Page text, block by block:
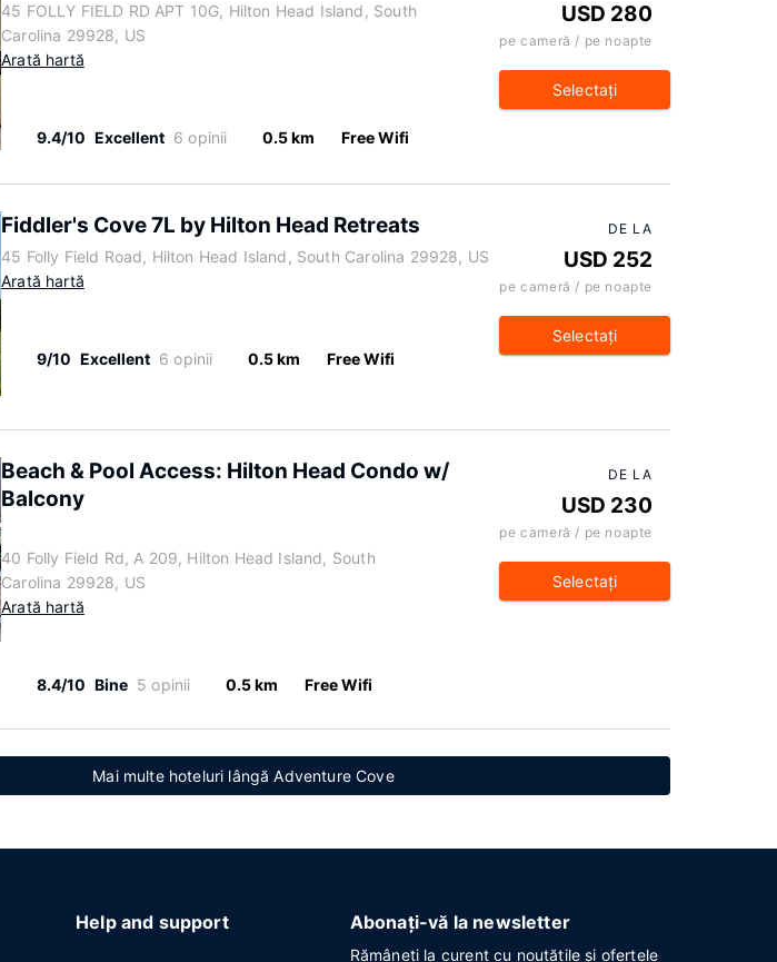
45 FOLLY FIELD RD APT 10G, Hilton Head Island, South
Carolina 29928, US
Arată hartă
9.4/10 Excellent 6 opinii 0.5 km Free Wifi
USD 280
pe cameră / pe noapte
Selectaţi
Fiddler's Cove 7L by Hilton Head Retreats
45 Folly Field Road, Hilton Head Island, South Carolina 29928, US
Arată hartă
9/10 Excellent 6 opinii 0.5 km Free Wifi
DE LA
USD 252
pe cameră / pe noapte
Selectaţi
Beach & Pool Access: Hilton Head Condo w/
Balcony
40 Folly Field Rd, A 209, Hilton Head Island, South
Carolina 29928, US
Arată hartă
8.4/10 Bine 5 opinii 0.5 km Free Wifi
DE LA
USD 230
pe cameră / pe noapte
Selectaţi
Mai multe hoteluri lângă Adventure Cove
Help and support Abonați-vă la newsletter
Rămâneți la curent cu noutățile și ofertele